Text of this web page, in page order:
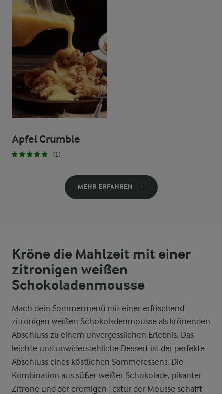
Apfel Crumble
(1)
MEHR ERFAHREN
Kröne die Mahlzeit mit einer
zitronigen weißen
Schokoladenmousse
Mach dein Sommermenü mit einer erfrischend
zitronigen weißen Schokoladenmousse als krönenden
Abschluss zu einem unvergesslichen Erlebnis. Das
leichte und unwiderstehliche Dessert ist der perfekte
Abschluss eines köstlichen Sommeressens. Die
Kombination aus süßer weißer Schokolade, pikanter
Zitrone und der cremigen Textur der Mousse schafft